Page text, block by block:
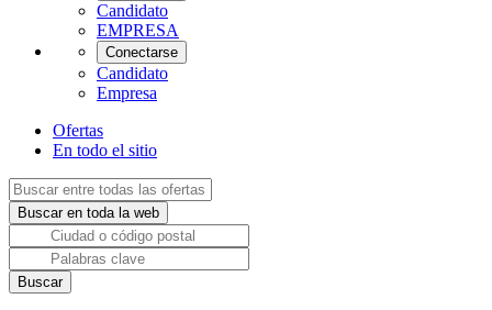
Candidato
EMPRESA
Conectarse
Candidato
Empresa
Ofertas
En todo el sitio